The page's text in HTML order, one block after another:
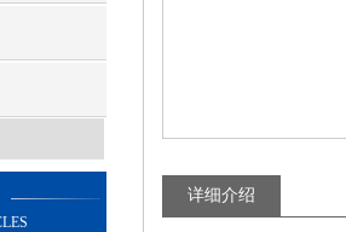
详细介绍